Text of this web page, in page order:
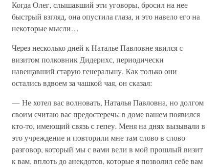
Когда Олег, слышавший эти уговоры, бросил на нее
быстрый взгляд, она опустила глаза, и это навело его на
некоторые мысли…
Через несколько дней к Наталье Павловне явился с
визитом полковник Дидерихс, периодически
навещавший старую генеральшу. Как только они
остались вдвоем за чашкой чая, он сказал:
— Не хотел вас волновать, Наталья Павловна, но долгом
своим считаю вас предостеречь: в доме вашем появился
кто-то, имеющий связь с гепеу. Меня на днях вызывали в
это учреждение и повторили мне там слово в слово
разговор, который мы с вами вели в мой прошлый визит
к вам, вплоть до анекдотов, которые я позволил себе вам